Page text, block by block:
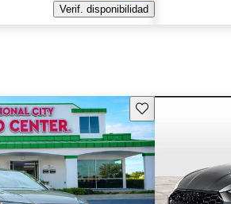
Verif. disponibilidad
Guarda este Aviso